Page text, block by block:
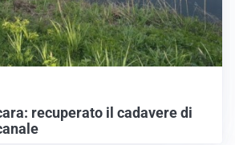
recuperato il cadavere di